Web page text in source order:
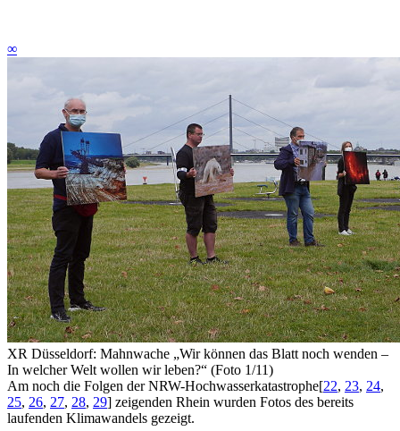
∞
XR Düsseldorf: Mahnwache „Wir können das Blatt noch wenden –
In welcher Welt wollen wir leben?“ (Foto 1/11)
Am noch die Folgen der NRW-Hochwasserkatastrophe[22, 23, 24,
25, 26, 27, 28, 29] zeigenden Rhein wurden Fotos des bereits
laufenden Klimawandels gezeigt.